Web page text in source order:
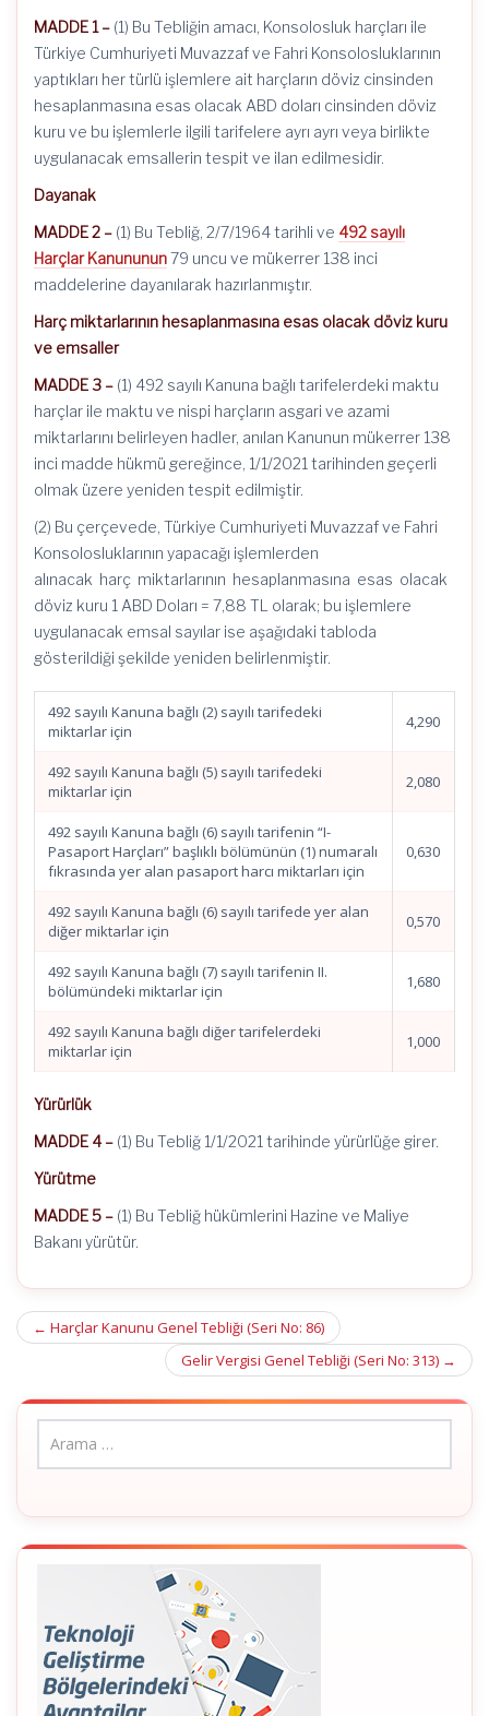
MADDE 1 – (1) Bu Tebliğin amacı, Konsolosluk harçları ile
Türkiye Cumhuriyeti Muvazzaf ve Fahri Konsolosluklarının
yaptıkları her türlü işlemlere ait harçların döviz cinsinden
hesaplanmasına esas olacak ABD doları cinsinden döviz
kuru ve bu işlemlerle ilgili tarifelere ayrı ayrı veya birlikte
uygulanacak emsallerin tespit ve ilan edilmesidir.
Dayanak
MADDE 2 – (1) Bu Tebliğ, 2/7/1964 tarihli ve 492 sayılı
Harçlar Kanununun79 uncu ve mükerrer 138 inci
maddelerine dayanılarak hazırlanmıştır.
Harç miktarlarının hesaplanmasına esas olacak döviz kuru
ve emsaller
MADDE 3 – (1) 492 sayılı Kanuna bağlı tarifelerdeki maktu
harçlar ile maktu ve nispi harçların asgari ve azami
miktarlarını belirleyen hadler, anılan Kanunun mükerrer 138
inci madde hükmü gereğince, 1/1/2021 tarihinden geçerli
olmak üzere yeniden tespit edilmiştir.
(2) Bu çerçevede, Türkiye Cumhuriyeti Muvazzaf ve Fahri
Konsolosluklarının yapacağı işlemlerden
alınacak harç miktarlarının hesaplanmasına esas olacak
döviz kuru 1 ABD Doları = 7,88 TL olarak; bu işlemlere
uygulanacak emsal sayılar ise aşağıdaki tabloda
gösterildiği şekilde yeniden belirlenmiştir.
492 sayılı Kanuna bağlı (2) sayılı tarifedeki
miktarlar için
4,290
492 sayılı Kanuna bağlı (5) sayılı tarifedeki
miktarlar için
2,080
492 sayılı Kanuna bağlı (6) sayılı tarifenin “I-
Pasaport Harçları” başlıklı bölümünün (1) numaralı
fıkrasında yer alan pasaport harcı miktarları için
0,630
492 sayılı Kanuna bağlı (6) sayılı tarifede yer alan
diğer miktarlar için
0,570
492 sayılı Kanuna bağlı (7) sayılı tarifenin II.
bölümündeki miktarlar için
1,680
492 sayılı Kanuna bağlı diğer tarifelerdeki
miktarlar için
1,000
Yürürlük
MADDE 4 – (1) Bu Tebliğ 1/1/2021 tarihinde yürürlüğe girer.
Yürütme
MADDE 5 – (1) Bu Tebliğ hükümlerini Hazine ve Maliye
Bakanı yürütür.
Post
navigation
← Harçlar Kanunu Genel Tebliği (Seri No: 86)
Gelir Vergisi Genel Tebliği (Seri No: 313) →